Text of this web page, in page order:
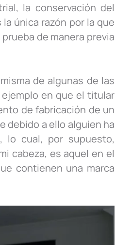
la conservación del
única razón por la que
de manera previa
de algunas de las
en que el titular
de fabricación de un
debido a ello alguien ha
lo cual, por supuesto,
cabeza, es aquel en el
contienen una marca